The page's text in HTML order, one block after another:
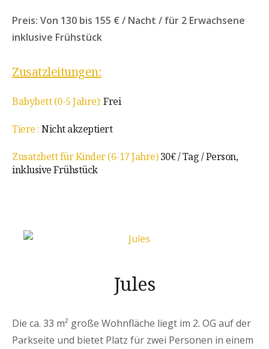
Preis: Von 130 bis 155 € / Nacht / für 2 Erwachsene
inklusive Frühstück
Zusatzleitungen:
Babybett (0-5 Jahre):Frei
Tiere :Nicht akzeptiert
Zusatzbett für Kinder (6-17 Jahre)30€ / Tag / Person,
inklusive Frühstück
Jules
Die ca. 33 m² große Wohnfläche liegt im 2. OG auf der
Parkseite und bietet Platz für zwei Personen in einem